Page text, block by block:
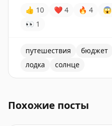
👍 10 ❤ 4 🔥 4 😱
👀 1
путешествия бюджет
лодка
солнце
Похожие посты